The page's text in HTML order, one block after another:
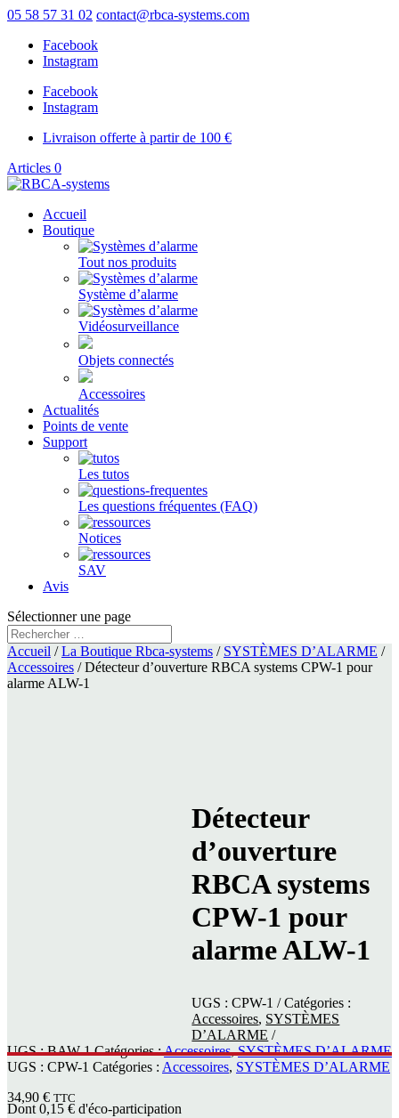
05 58 57 31 02 contact@rbca-systems.com
Facebook
Instagram
Facebook
Instagram
Livraison offerte à partir de 100 €
Articles 0
Accueil
Boutique
Tout nos produits
Système d’alarme
Vidéosurveillance
Objets connectés
Accessoires
Actualités
Points de vente
Support
Les tutos
Les questions fréquentes (FAQ)
Notices
SAV
Avis
Sélectionner une page
Accueil /La Boutique Rbca-systems / SYSTÈMES D’ALARME /
Accessoires / Détecteur d’ouverture RBCA systems CPW-1 pour
alarme ALW-1
Détecteur
d’ouverture
RBCA systems
CPW-1 pour
alarme ALW-1
UGS :CPW-1
Catégories :
Accessoires, SYSTÈMES
D’ALARME
UGS :BAW-1 Catégories :Accessoires,SYSTÈMES D’ALARME
UGS : CPW-1 Catégories : Accessoires, SYSTÈMES D’ALARME
34,90 € TTC
Dont0,15 € d'éco-participation